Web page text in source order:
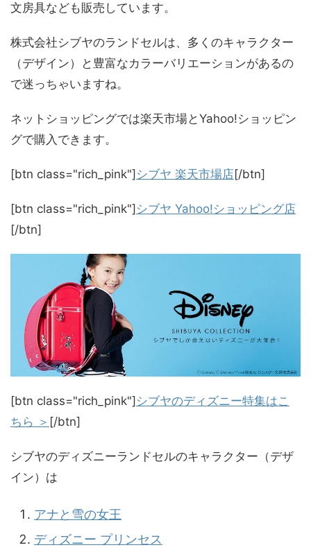
文房具なども販売しています。
株式会社シブヤのランドセルは、多くのキャラクター
（デザイン）と豊富なカラーバリエーションがあるの
で迷っちゃいますね。
ネットショッピングでは楽天市場とYahoo!ショッピン
グで購入できます。
[btn class="rich_pink"] シブヤ 楽天市場店[/btn]
[btn class="rich_pink"] シブヤ Yahoo!ショッピング店
[/btn]
[btn class="rich_pink"] シブヤのディズニー特集はこ
ちら ＞ [/btn]
シブヤのディズニーランドセルのキャラクター（デザ
イン）は
アナと雪の女王
ディズニー プリンセス